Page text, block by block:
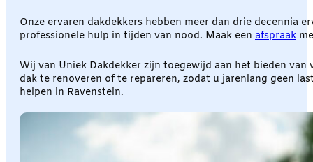
Onze ervaren dakdekkers hebben meer dan drie decennia
professionele hulp in tijden van nood. Maak een afspraak
Wij van Uniek Dakdekker zijn toegewijd aan het bieden
dak te renoveren of te repareren, zodat u jarenlang geen
helpen in Ravenstein.